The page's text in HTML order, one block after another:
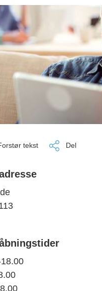
tekst Del